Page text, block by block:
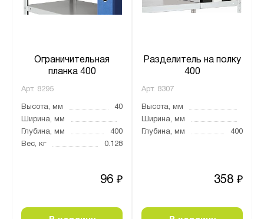
Ограничительная
планка 400
Арт. 8295
Высота, мм
40
Ширина, мм
Глубина, мм
400
Вес, кг
0.128
96 ₽
Разделитель на полку
400
Арт. 8307
Высота, мм
Ширина, мм
Глубина, мм
400
358 ₽